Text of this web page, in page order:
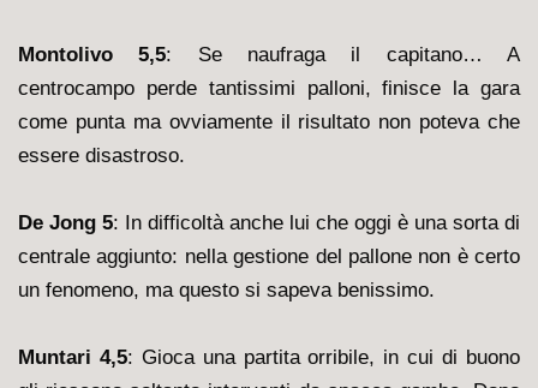
Montolivo 5,5: Se naufraga il capitano… A
centrocampo perde tantissimi palloni, finisce la gara
come punta ma ovviamente il risultato non poteva che
essere disastroso.
De Jong 5: In difficoltà anche lui che oggi è una sorta di
centrale aggiunto: nella gestione del pallone non è certo
un fenomeno, ma questo si sapeva benissimo.
Muntari 4,5: Gioca una partita orribile, in cui di buono